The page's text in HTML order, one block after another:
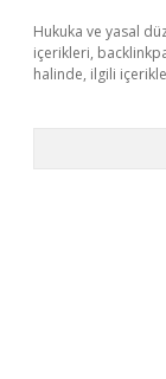
Hukuka ve yasal
içerikleri,
halinde, ilgili